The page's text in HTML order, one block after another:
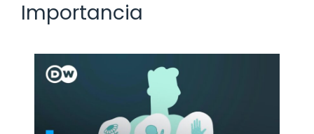
Importancia